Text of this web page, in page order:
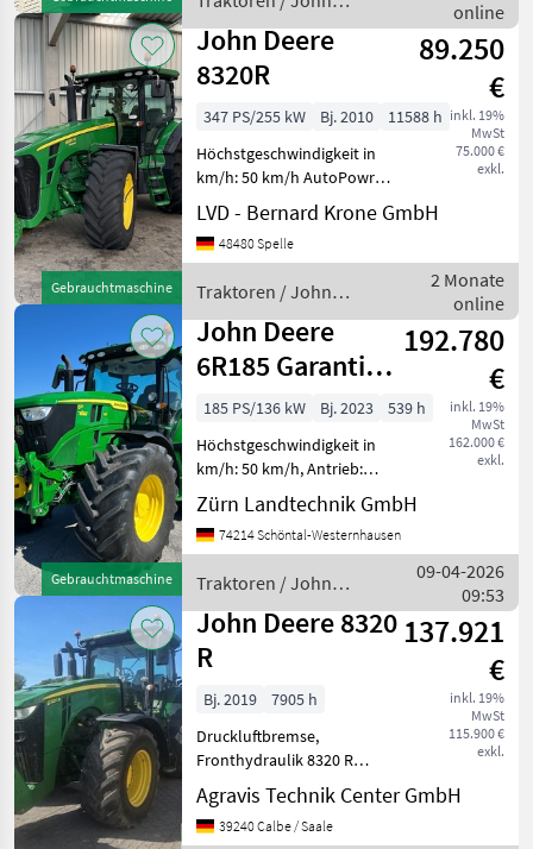
Gangzahl r.: 11 Gangzahl v.:
23 Geschwindigke
Deere
online
Gebrauchtmaschine
John Deere
8320R
89.250
€
inkl. 19%
MwSt
75.000 €
exkl.
347 PS/255 kW Bj. 2010
11588 h
Höchstgeschwindigkeit in
km/h: 50 km/h AutoPowr
50 km/h - stufenlos,
Autotrac Vorbereitung,
Aktiv-Sitz, 4 dw.
Druckluftanlage, autom.
Klimaanlage, gefe
LVD - Bernard Krone GmbH
48480 Spelle
Traktoren / John
Deere
2 Monate
online
Gebrauchtmaschine
John Deere
6R185 Garantie
03/2028
192.780
€
inkl. 19%
MwSt
162.000 €
exkl.
185 PS/136 kW Bj. 2023
539 h
Höchstgeschwindigkeit in
km/h: 50 km/h, Antrieb:
Allrad Zum Verkauf steht
ein gebrauchter John Deere
6R 185. Hersteller:
Leistung: 185 PS Mot
Zürn Landtechnik GmbH
74214 Schöntal-Westernhausen
Traktoren / John
Deere
09-04-2026
09:53
John Deere 8320
R
137.921
€
inkl. 19%
MwSt
115.900 €
exkl.
Bj. 2019
7905 h
Druckluftbremse,
Fronthydraulik 8320 R
(0010) gebr. John Deere
Allradtraktor (0020)
Bereifung: IF600/70R30 +
Agravis Technik Center GmbH
39240 Calbe / Saale